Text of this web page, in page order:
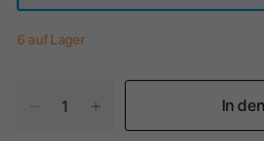
6 auf Lager
In